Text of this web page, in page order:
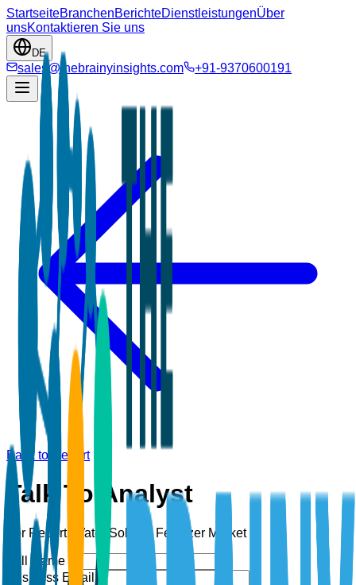
StartseiteBranchenBerichteDienstleistungenÜber
unsKontaktieren Sie uns
DE
sales@thebrainyinsights.com +91-9370600191
Back to Report
Talk To Analyst
For Report: Water Soluble Fertilizer Market
Full Name *
Business Email *